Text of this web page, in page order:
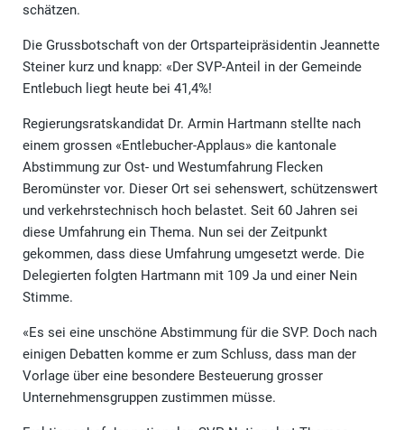
schätzen.
Die Grussbotschaft von der Ortsparteipräsidentin Jeannette
Steiner kurz und knapp: «Der SVP-Anteil in der Gemeinde
Entlebuch liegt heute bei 41,4%!
Regierungsratskandidat Dr. Armin Hartmann stellte nach
einem grossen «Entlebucher-Applaus» die kantonale
Abstimmung zur Ost- und Westumfahrung Flecken
Beromünster vor. Dieser Ort sei sehenswert, schützenswert
und verkehrstechnisch hoch belastet. Seit 60 Jahren sei
diese Umfahrung ein Thema. Nun sei der Zeitpunkt
gekommen, dass diese Umfahrung umgesetzt werde. Die
Delegierten folgten Hartmann mit 109 Ja und einer Nein
Stimme.
«Es sei eine unschöne Abstimmung für die SVP. Doch nach
einigen Debatten komme er zum Schluss, dass man der
Vorlage über eine besondere Besteuerung grosser
Unternehmensgruppen zustimmen müsse.